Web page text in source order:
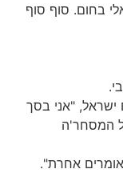
בחום. סוף סוף
"אני בסך
המסחר'ה
אחרת".